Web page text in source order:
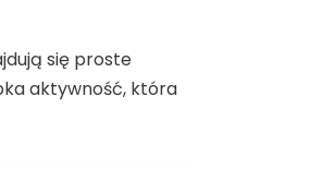
się proste
aktywność, która